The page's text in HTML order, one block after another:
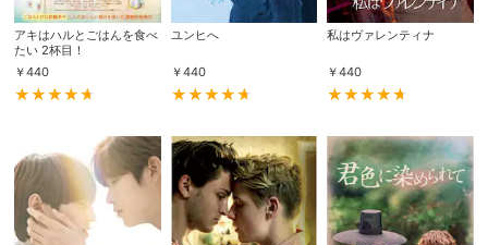
アキはハルとごはんを食べ
たい 2杯目！
￥440
ユンヒへ
￥440
私はヴァレンティナ
￥440